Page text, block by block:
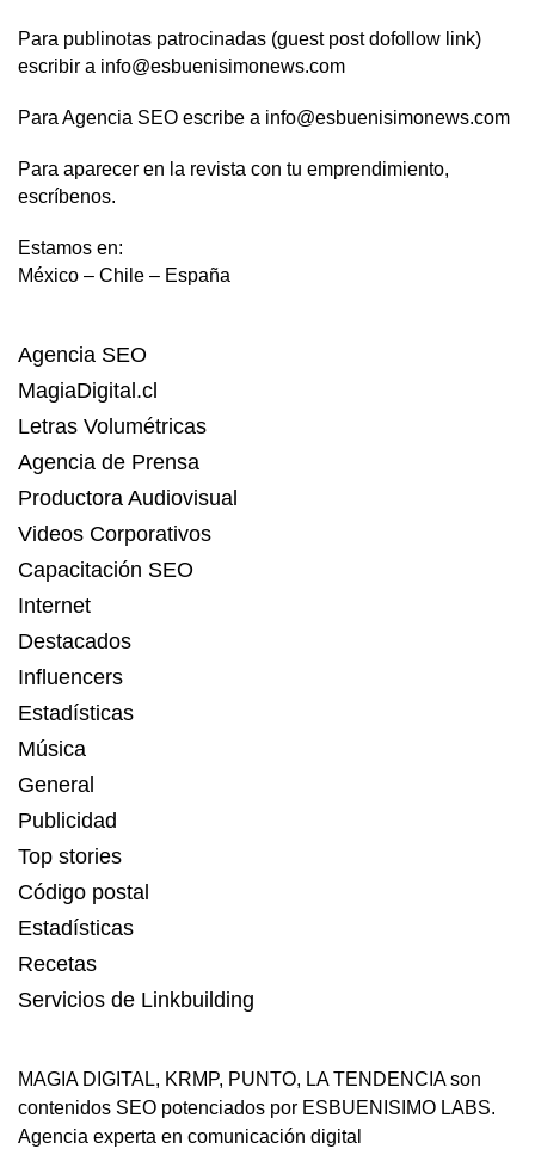
Para publinotas patrocinadas (guest post dofollow link)
escribir a info@esbuenisimonews.com
Para Agencia SEO escribe a info@esbuenisimonews.com
Para aparecer en la revista con tu emprendimiento,
escríbenos.
Estamos en:
México – Chile – España
Agencia SEO
MagiaDigital.cl
Letras Volumétricas
Agencia de Prensa
Productora Audiovisual
Videos Corporativos
Capacitación SEO
Internet
Destacados
Influencers
Estadísticas
Música
General
Publicidad
Top stories
Código postal
Estadísticas
Recetas
Servicios de Linkbuilding
MAGIA DIGITAL, KRMP, PUNTO, LA TENDENCIAson
contenidos SEO potenciados por ESBUENISIMO LABS.
Agencia experta en comunicación digital